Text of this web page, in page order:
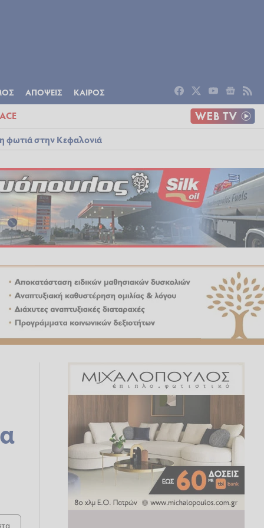
ΑΠΟΨΕΙΣ ΚΑΙΡΟΣ
φωτιά στην Κεφαλονιά